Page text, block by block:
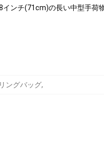
ンチ(71cm)の長い中型手荷
ングバッグ,